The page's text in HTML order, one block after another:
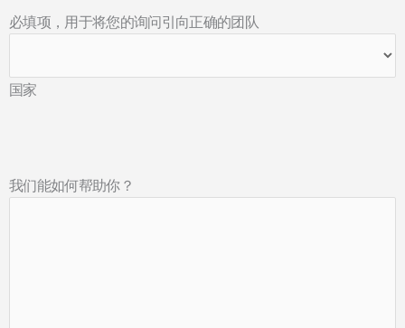
必填项，用于将您的询问引向正确的团队
国家
我们能如何帮助你？